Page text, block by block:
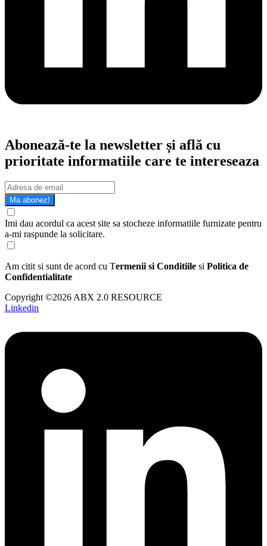
Abonează-te la newsletter și află cu
prioritate informatiile care te intereseaza
Ma abonez!
Imi dau acordul ca acest site sa stocheze informatiile furnizate pentru
a-mi raspunde la solicitare.
Am citit si sunt de acord cu Termenii si Conditiile si Politica de
Confidentialitate
Copyright ©2026 ABX 2.0 RESOURCE
Linkedin